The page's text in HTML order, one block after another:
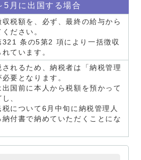
5月に出国する場合
税額を、必ず、最終の給与から
ださい。
条の5第2 項により⼀括徴収
ています。
されるため、納税者は「納税管理
要となります。
国前に本⼈から税額を預かって
、
について6⽉中旬に納税管理⼈
納付書で納めていただくことにな